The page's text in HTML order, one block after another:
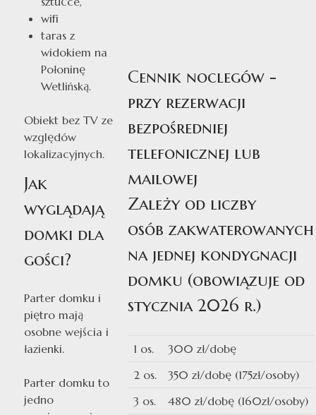
wifi
taras z
widokiem na
Połoninę
Wetlińską.
Obiekt bez TV ze
względów
lokalizacyjnych.
Jak
wyglądają
domki dla
gości?
Parter domku i
piętro mają
osobne wejścia i
łazienki.
Parter domku to
jedno
Cennik noclegów -
przy rezerwacji
bezpośredniej
telefonicznej lub
mailowej
Zależy od liczby
osób zakwaterowanych
na jednej kondygnacji
domku (obowiązuje od
stycznia 2026 r.)
1 os.
300 zł/dobę
2 os.
350 zł/dobę (175zł/osoby)
3 os.
480 zł/dobę (160zł/osoby)